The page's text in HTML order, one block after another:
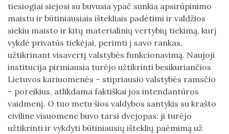
tiesiogiai siejosi su buvusia ypač sunkia apsirūpinimo
maistu ir būtiniausiais ištekliais padėtimi ir valdžios
siekiu maisto ir kitų materialinių vertybių tiekimą, kurį
vykdė privatūs tiekėjai, perimti į savo rankas,
užtikrinant visavertį valstybės funkcionavimą. Naujoji
institucija pirmiausia turėjo užtikrinti besikuriančios
Lietuvos kariuomenės – stipriausio valstybės ramsčio
– poreikius, atlikdama faktiškai jos intendantūros
vaidmenį. O tuo metu šios valdybos santykis su krašto
civiline visuomene buvo tarsi dvejopas: ji turėjo
užtikrinti ir vykdyti būtiniausių išteklių paėmimą už